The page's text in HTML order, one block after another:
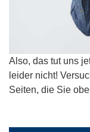
Also, das tut uns
leider nicht!
Seiten, die Sie